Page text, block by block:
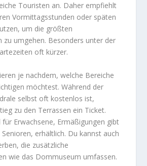
Touristen an. Daher empfiehlt
Vormittagsstunden oder späten
um die größten
zu umgehen. Besonders unter der
oft kürzer.
je nachdem, welche Bereiche
möchtest. Während der
selbst oft kostenlos ist,
zu den Terrassen ein Ticket.
für Erwachsene, Ermäßigungen gibt
erhältlich. Du kannst auch
die zusätzliche
wie das Dommuseum umfassen.